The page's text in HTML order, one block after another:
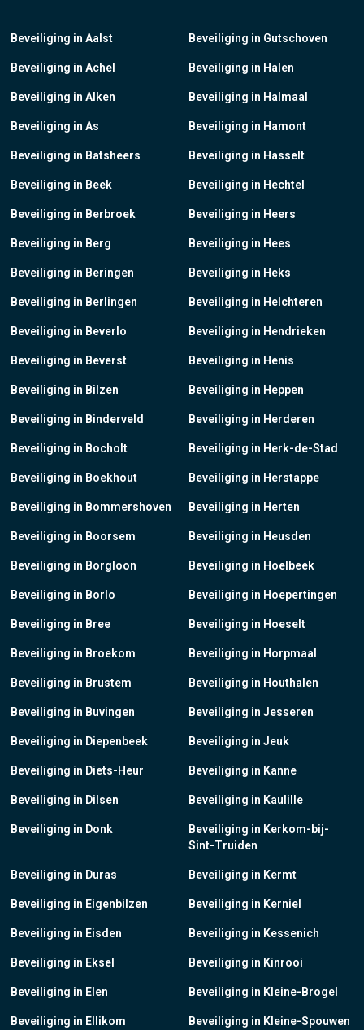
Beveiliging in Aalst
Beveiliging in Achel
Beveiliging in Alken
Beveiliging in As
Beveiliging in Batsheers
Beveiliging in Beek
Beveiliging in Berbroek
Beveiliging in Berg
Beveiliging in Beringen
Beveiliging in Berlingen
Beveiliging in Beverlo
Beveiliging in Beverst
Beveiliging in Bilzen
Beveiliging in Binderveld
Beveiliging in Bocholt
Beveiliging in Boekhout
Beveiliging in Bommershoven
Beveiliging in Boorsem
Beveiliging in Borgloon
Beveiliging in Borlo
Beveiliging in Bree
Beveiliging in Broekom
Beveiliging in Brustem
Beveiliging in Buvingen
Beveiliging in Diepenbeek
Beveiliging in Diets-Heur
Beveiliging in Dilsen
Beveiliging in Donk
Beveiliging in Duras
Beveiliging in Eigenbilzen
Beveiliging in Eisden
Beveiliging in Eksel
Beveiliging in Elen
Beveiliging in Ellikom
Beveiliging in Gutschoven
Beveiliging in Halen
Beveiliging in Halmaal
Beveiliging in Hamont
Beveiliging in Hasselt
Beveiliging in Hechtel
Beveiliging in Heers
Beveiliging in Hees
Beveiliging in Heks
Beveiliging in Helchteren
Beveiliging in Hendrieken
Beveiliging in Henis
Beveiliging in Heppen
Beveiliging in Herderen
Beveiliging in Herk-de-Stad
Beveiliging in Herstappe
Beveiliging in Herten
Beveiliging in Heusden
Beveiliging in Hoelbeek
Beveiliging in Hoepertingen
Beveiliging in Hoeselt
Beveiliging in Horpmaal
Beveiliging in Houthalen
Beveiliging in Jesseren
Beveiliging in Jeuk
Beveiliging in Kanne
Beveiliging in Kaulille
Beveiliging in Kerkom-bij-
Sint-Truiden
Beveiliging in Kermt
Beveiliging in Kerniel
Beveiliging in Kessenich
Beveiliging in Kinrooi
Beveiliging in Kleine-Brogel
Beveiliging in Kleine-Spouwen